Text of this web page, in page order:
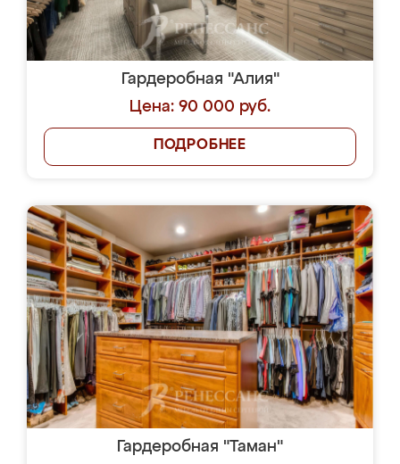
Гардеробная "Алия"
Цена: 90 000 руб.
ПОДРОБНЕЕ
Гардеробная "Таман"